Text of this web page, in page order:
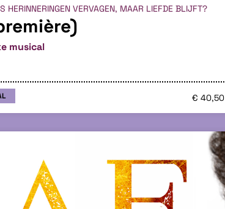
musical
HERINNERINGEN VERVAGEN, MAAR LIEFDE BLIJFT?
€ 40,50